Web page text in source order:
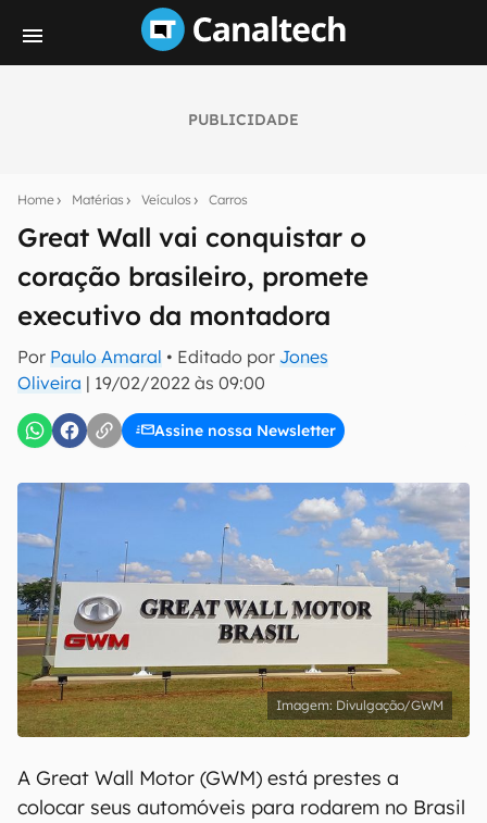
PUBLICIDADE
Home Matérias Veículos Carros
Great Wall vai conquistar o
coração brasileiro, promete
executivo da montadora
Por Paulo Amaral • Editado por Jones
Oliveira | 19/02/2022 às 09:00
Assine nossa Newsletter
notícias e reviews sobre tecnologia em primeira
mão.
E-mail
inscreva-se
Confirmo que li, aceito e concordo com os Termos de
Uso e Política de Privacidade do Canaltech.
Divulgação/GWM
A Great Wall Motor (GWM) está prestes a
colocar seus automóveis para rodarem no Brasil